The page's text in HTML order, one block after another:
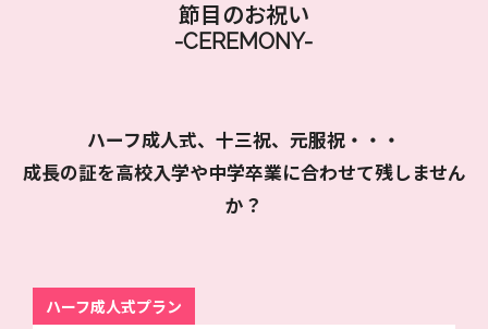
節目のお祝い
-CEREMONY-
ハーフ成人式、十三祝、元服祝・・・
成長の証を高校入学や中学卒業に合わせて残しません
か？
ハーフ成人式プラン